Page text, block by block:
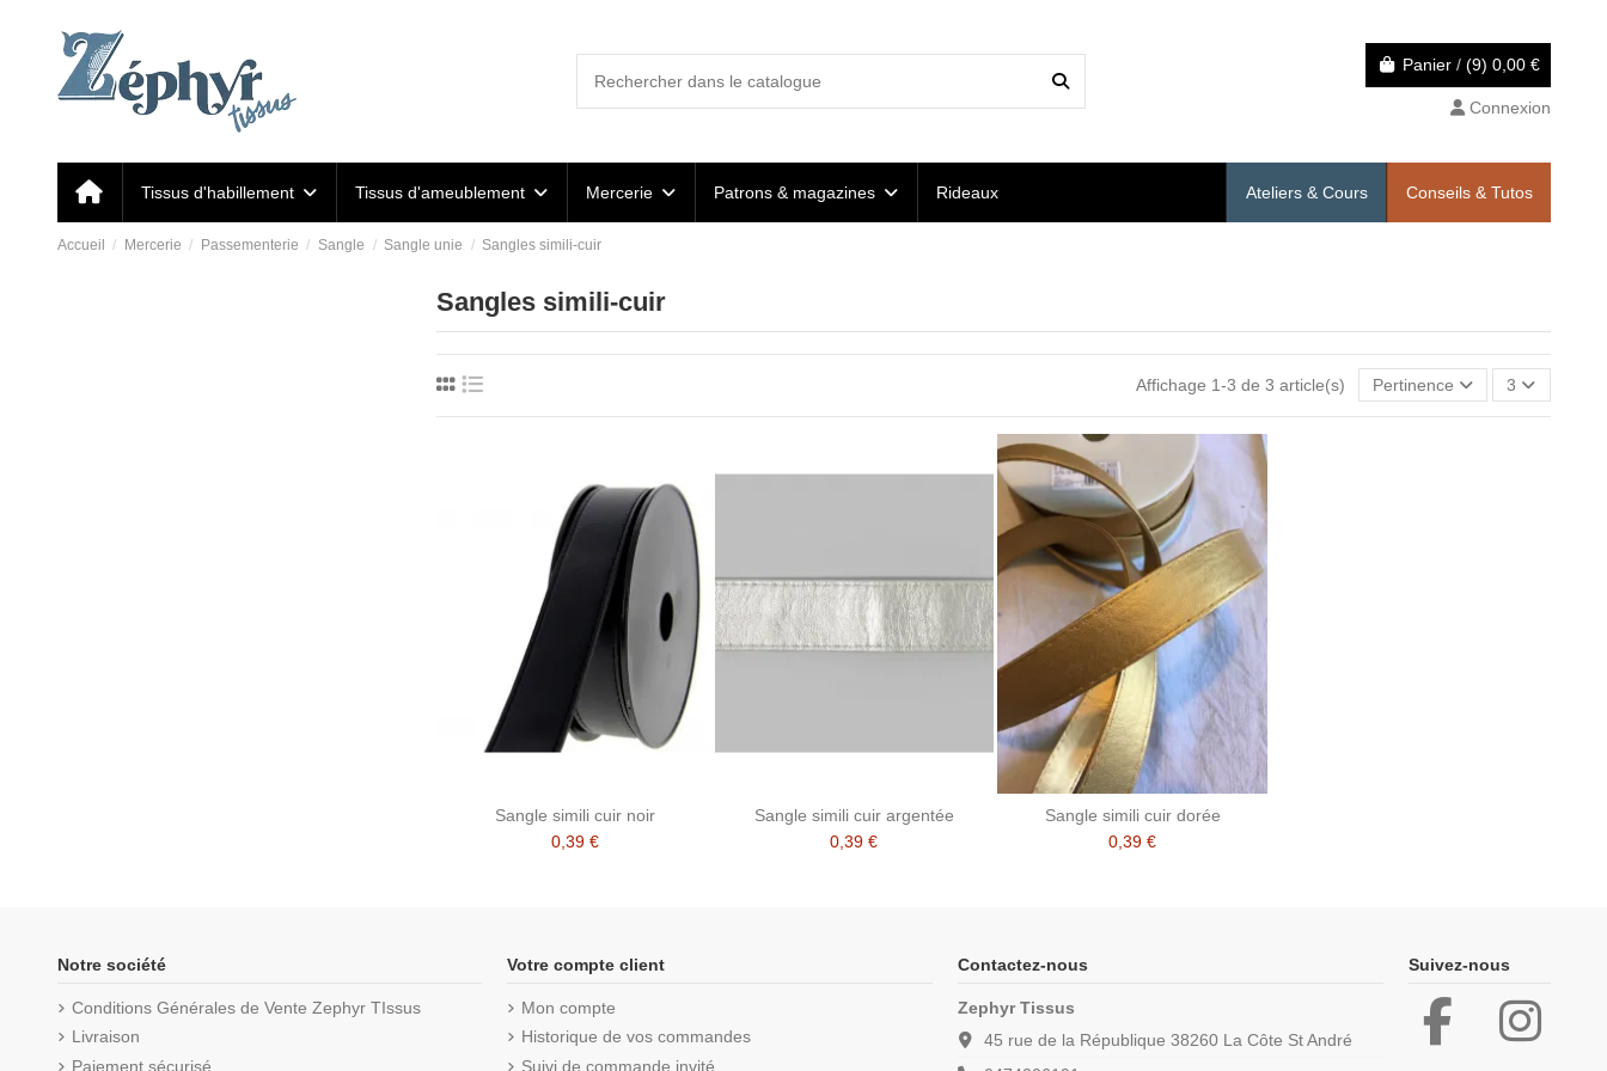
Panier / (9) 0,00 €
Connexion
Tissus d'habillement Tissus d'ameublement Mercerie Patrons & magazines Rideaux Conseils & Tutos
Ateliers & Cours
Accueil Mercerie Passementerie Sangle Sangle unie Sangles simili-cuir
Sangles simili-cuir
Affichage 1-3 de 3 article(s) Pertinence 3
Sangle simili cuir noir
0,39 €
Sangle simili cuir argentée
0,39 €
Sangle simili cuir dorée
0,39 €
Notre société
Conditions Générales de Vente Zephyr TIssus
Livraison
Paiement sécurisé
Votre compte client
Mon compte
Historique de vos commandes
Suivi de commande invité
Contactez-nous
Zephyr Tissus
45 rue de la République 38260 La Côte St André
Suivez-nous